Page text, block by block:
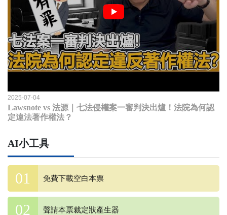
2025-07-04
Lawsnote vs 法源｜七法侵權案一審判決出爐！法院為何認
定違法著作權法？
AI小工具
免費下載空白本票
聲請本票裁定狀產生器